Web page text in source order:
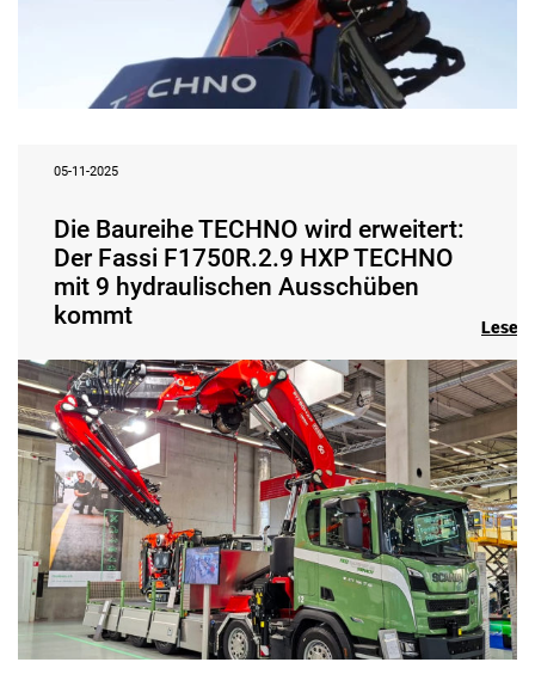
05-11-2025
Die Baureihe TECHNO wird erweitert:
Der Fassi F1750R.2.9 HXP TECHNO
mit 9 hydraulischen Ausschüben
kommt
Lesen